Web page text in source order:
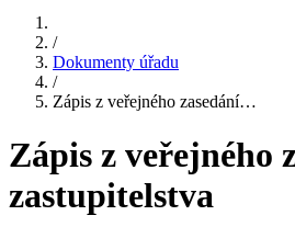
/
Dokumenty úřadu
/
Zápis z veřejného zasedání…
Zápis z veřejného
zastupitelstva